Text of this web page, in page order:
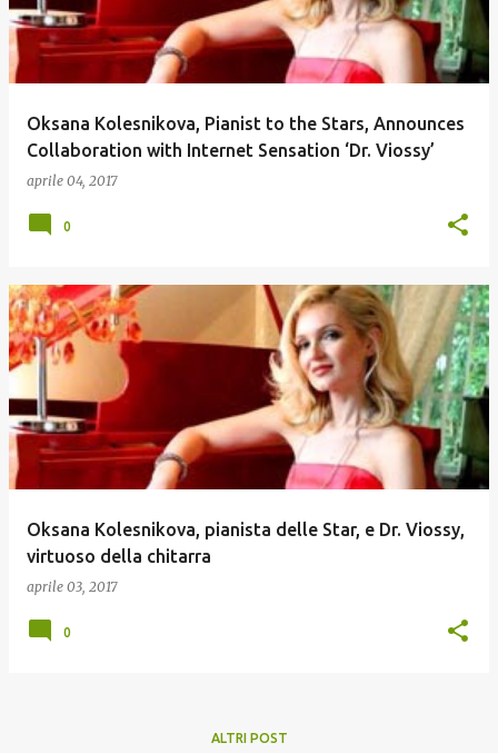
Oksana Kolesnikova, Pianist to the Stars, Announces
Collaboration with Internet Sensation ‘Dr. Viossy’
aprile 04, 2017
0
Oksana Kolesnikova, pianista delle Star, e Dr. Viossy,
virtuoso della chitarra
aprile 03, 2017
0
ALTRI POST